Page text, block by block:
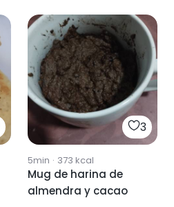
3
5min · 373 kcal
Mug de harina de
almendra y cacao